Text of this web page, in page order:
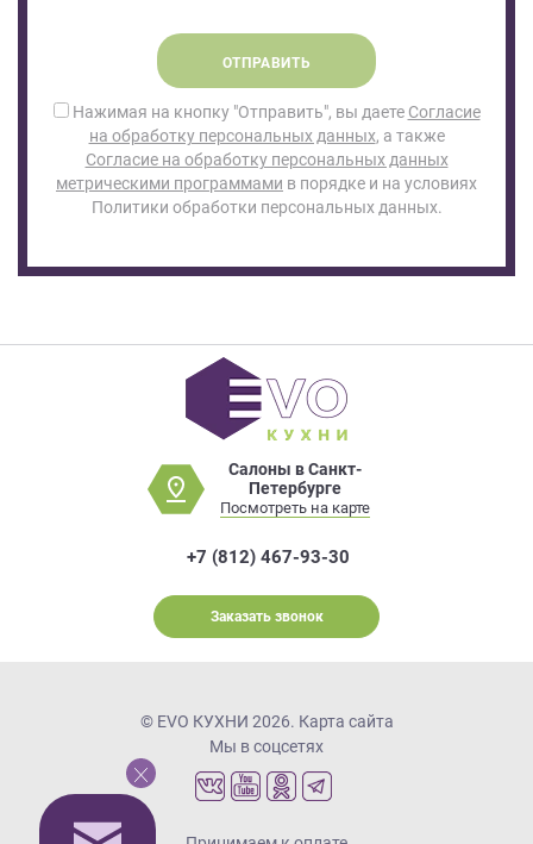
ОТПРАВИТЬ
Нажимая на кнопку "Отправить", вы даете Согласие
на обработку персональных данных, а также
Согласие на обработку персональных данных
метрическими программами в порядке и на условиях
Политики обработки персональных данных.
Салоны в Санкт-
Петербурге
Посмотреть на карте
+7 (812) 467-93-30
Заказать звонок
© EVO КУХНИ 2026. Карта сайта
Мы в соцсетях